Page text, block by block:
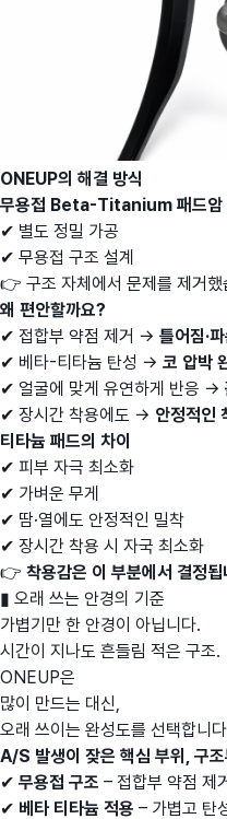
ONEUP의 해결 방식
무용접 Beta-Titanium 패드암
✔ 별도 정밀 가공
✔ 무용접 구조 설계
👉 구조 자체에서 문제를 제거했
왜 편안할까요?
✔ 접합부 약점 제거 → 틀어짐·
✔ 베타-티타늄 탄성 → 코 압박
✔ 얼굴에 맞게 유연하게 반응 →
✔ 장시간 착용에도 → 안정적인
티타늄 패드의 차이
✔ 피부 자극 최소화
✔ 가벼운 무게
✔ 땀·열에도 안정적인 밀착
✔ 장시간 착용 시 자국 최소화
👉 착용감은 이 부분에서 결정됩
▮ 오래 쓰는 안경의 기준
가볍기만 한 안경이 아닙니다.
시간이 지나도 흔들림 적은 구조.
ONEUP은
많이 만드는 대신,
오래 쓰이는 완성도를 선택합니
A/S 발생이 잦은 핵심 부위, 구
✔ 무용접 구조 – 접합부 약점 제
✔ 베타 티타늄 적용 – 가볍고 탄